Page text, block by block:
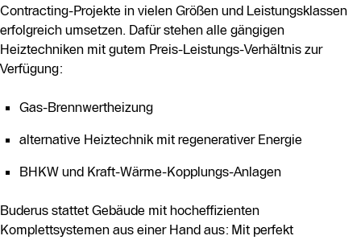
Contracting-Projekte in vielen Größen und Leistungsklassen
erfolgreich umsetzen. Dafür stehen alle gängigen
Heiztechniken mit gutem Preis-Leistungs-Verhältnis zur
Verfügung:
Gas-Brennwertheizung
alternative Heiztechnik mit regenerativer Energie
BHKW und Kraft-Wärme-Kopplungs-Anlagen
Buderus stattet Gebäude mit hocheffizienten
Komplettsystemen aus einer Hand aus: Mit perfekt